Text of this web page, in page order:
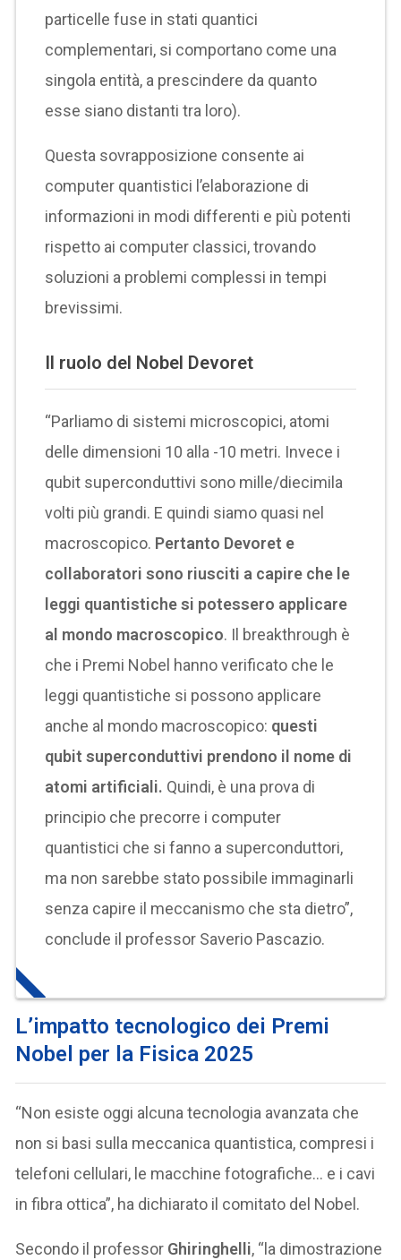
particelle fuse in stati quantici
complementari, si comportano come una
singola entità, a prescindere da quanto
esse siano distanti tra loro).
Questa sovrapposizione consente ai
computer quantistici l’elaborazione di
informazioni in modi differenti e più potenti
rispetto ai computer classici, trovando
soluzioni a problemi complessi in tempi
brevissimi.
Il ruolo del Nobel Devoret
“Parliamo di sistemi microscopici, atomi
delle dimensioni 10 alla -10 metri. Invece i
qubit superconduttivi sono mille/diecimila
volti più grandi. E quindi siamo quasi nel
macroscopico. Pertanto Devoret e
collaboratori sono riusciti a capire che le
leggi quantistiche si potessero applicare
al mondo macroscopico. Il breakthrough è
che i Premi Nobel hanno verificato che le
leggi quantistiche si possono applicare
anche al mondo macroscopico: questi
qubit superconduttivi prendono il nome di
atomi artificiali. Quindi, è una prova di
principio che precorre i computer
quantistici che si fanno a superconduttori,
ma non sarebbe stato possibile immaginarli
senza capire il meccanismo che sta dietro”,
conclude il professor Saverio Pascazio.
L’impatto tecnologico dei Premi
Nobel per la Fisica 2025
“Non esiste oggi alcuna tecnologia avanzata che
non si basi sulla meccanica quantistica, compresi i
telefoni cellulari, le macchine fotografiche… e i cavi
in ​​fibra ottica”, ha dichiarato il comitato del Nobel.
Secondo il professor Ghiringhelli, “la dimostrazione